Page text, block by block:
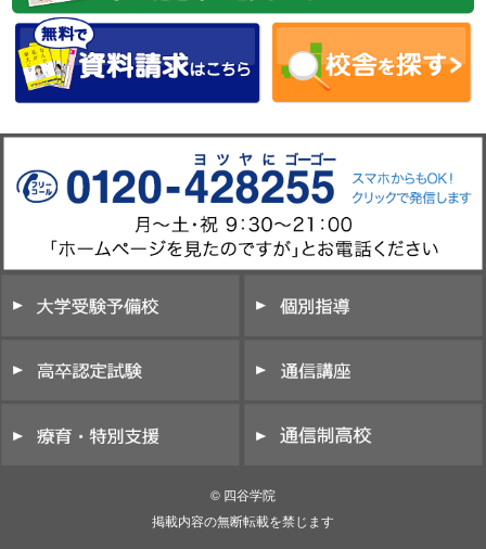
© 四谷学院
掲載内容の無断転載を禁じます